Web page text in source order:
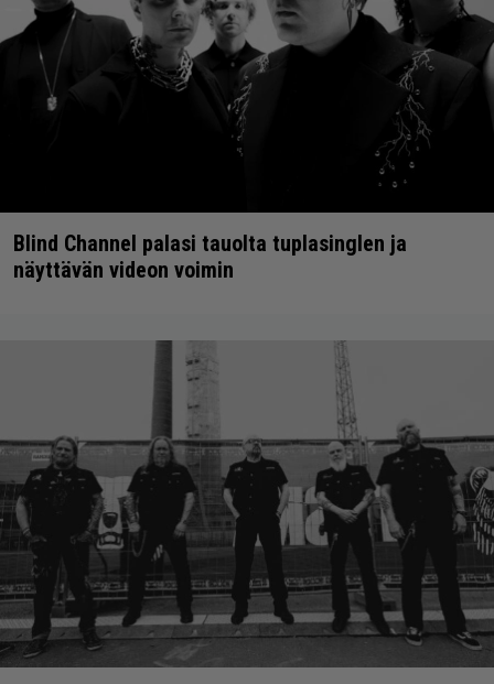
Blind Channel palasi tauolta tuplasinglen ja
näyttävän videon voimin